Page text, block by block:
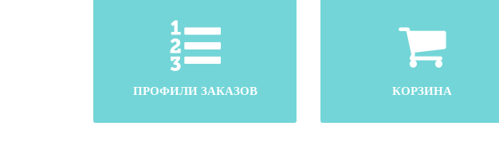
ПРОФИЛИ ЗАКАЗОВ КОРЗИНА